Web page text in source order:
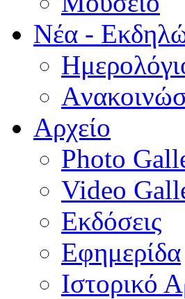
Νέα -
Αρχείο
Photo
Video
Εκδόσεις
Εφημερίδα
Ιστορικό